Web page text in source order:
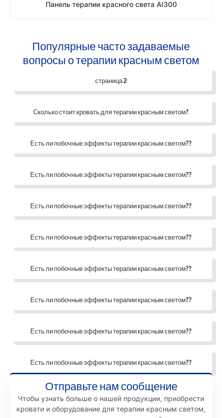
Панель терапии красного света Al300
Популярные часто задаваемые
вопросы о терапии красным светом
страница 2
Сколько стоит кровать для терапии красным светом?
Есть ли побочные эффекты терапии красным светом??
Есть ли побочные эффекты терапии красным светом??
Есть ли побочные эффекты терапии красным светом??
Есть ли побочные эффекты терапии красным светом??
Есть ли побочные эффекты терапии красным светом??
Есть ли побочные эффекты терапии красным светом??
Есть ли побочные эффекты терапии красным светом??
Есть ли побочные эффекты терапии красным светом??
Отправьте нам сообщение
Чтобы узнать больше о нашей продукции, приобрести
кровати и оборудование для терапии красным светом,